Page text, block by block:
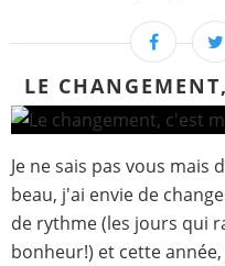
LE
Je ne sais pas vous mais
beau, j'ai envie de
de rythme (les jours qui
bonheur!) et cette